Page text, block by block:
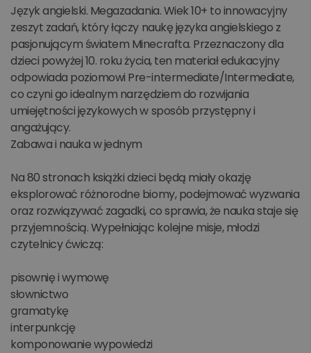
Język angielski. Megazadania. Wiek 10+ to innowacyjny
zeszyt zadań, który łączy naukę języka angielskiego z
pasjonującym światem Minecrafta. Przeznaczony dla
dzieci powyżej 10. roku życia, ten materiał edukacyjny
odpowiada poziomowi Pre-intermediate/Intermediate,
co czyni go idealnym narzędziem do rozwijania
umiejętności językowych w sposób przystępny i
angażujący.
Zabawa i nauka w jednym
Na 80 stronach książki dzieci będą miały okazję
eksplorować różnorodne biomy, podejmować wyzwania
oraz rozwiązywać zagadki, co sprawia, że nauka staje się
przyjemnością. Wypełniając kolejne misje, młodzi
czytelnicy ćwiczą:
pisownię i wymowę
słownictwo
gramatykę
interpunkcję
komponowanie wypowiedzi